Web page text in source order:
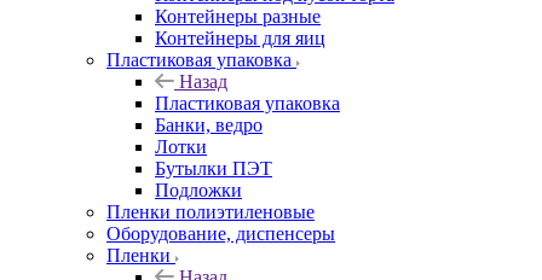
Контейнеры разные
Контейнеры для яиц
Пластиковая упаковка
Назад
Пластиковая упаковка
Банки, ведро
Лотки
Бутылки ПЭТ
Подложки
Пленки полиэтиленовые
Оборудование, диспенсеры
Пленки